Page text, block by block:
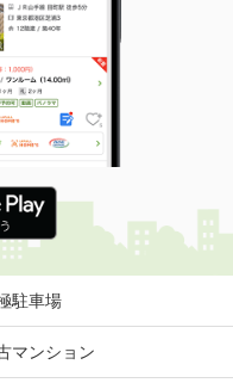
駐車場
マンション